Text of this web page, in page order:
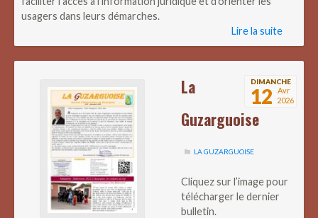
usagers dans leurs démarches.
Lire la suite
DIMANCHE
12
Avr
2026
La
Guzarguoise
LA GUZARGUOISE
Cliquez sur l’image pour
télécharger le dernier
bulletin.